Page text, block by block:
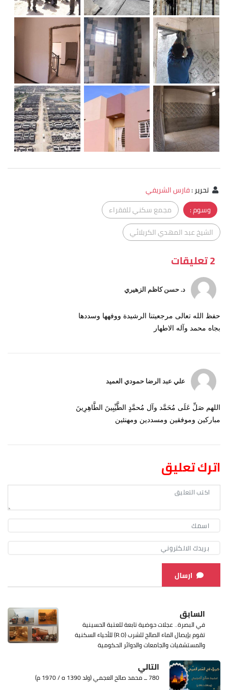
تحرير:فارس الشريفي
وسوم :
مجمع سكني للفقراء
الشيخ عبد المهدي الكربلائي
2 تعليقات
د. حسن كاظم الزهيري
حفظ الله تعالى مرجعيتنا الرشيدة ووفهها وسددها
بجاه محمد وآله الاطهار
علي عبد الرضا حمودي العميد
اللهم صَلِّ عَلَى مُحَمَّد وآل مُحمَّدٍ الطَّيِّبِينَ الطَّاهِرِينَ
مباركين وموفقين ومسددين ومهنئين
اترك تعليق
ارسال
السابق
في البصرة.. عجلات حوضية تابعة للعتبة الحسينية
تقوم بإيصال الماء الصالح للشرب (R.O) للأحياء السكنية
والمستشفيات والجامعات والدوائر الحكومية
التالي
780 ــ محمد صالح العجمي (ولد 1390 ه / 1970 م)